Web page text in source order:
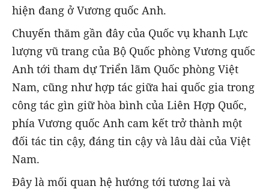
hiện đang ở Vương quốc Anh.
Chuyến thăm gần đây của Quốc vụ khanh Lực
lượng vũ trang của Bộ Quốc phòng Vương quốc
Anh tới tham dự Triển lãm Quốc phòng Việt
Nam, cũng như hợp tác giữa hai quốc gia trong
công tác gìn giữ hòa bình của Liên Hợp Quốc,
phía Vương quốc Anh cam kết trở thành một
đối tác tin cậy, đáng tin cậy và lâu dài của Việt
Nam.
Đây là mối quan hệ hướng tới tương lai và